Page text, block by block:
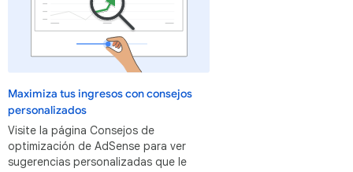
Maximiza tus ingresos con consejos
personalizados
Visite la página Consejos de
optimización de AdSense para ver
sugerencias personalizadas que le